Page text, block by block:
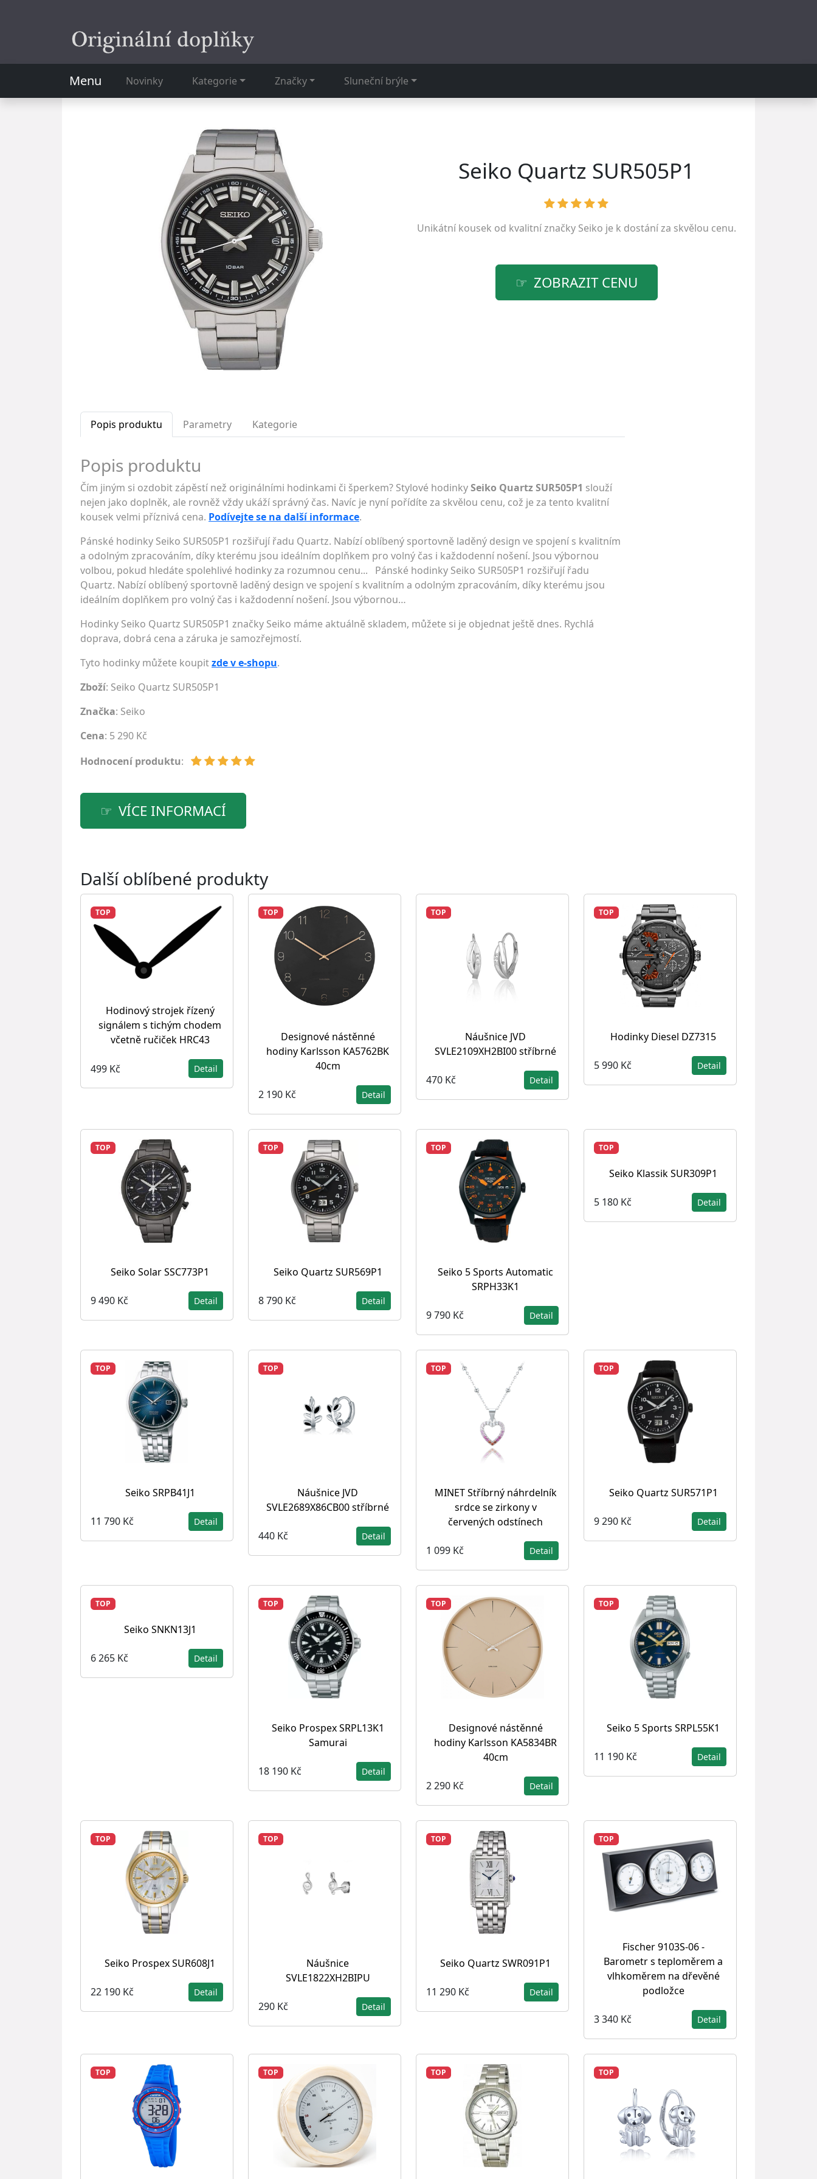
Menu Novinky Kategorie Značky Sluneční brýle
Seiko Quartz SUR505P1
Unikátní kousek od kvalitní značky Seiko je k dostání za skvělou cenu.
ZOBRAZIT CENU
Popis produktu Parametry Kategorie
Popis produktu
Čím jiným si ozdobit zápěstí než originálními hodinkami či šperkem? Stylové hodinkySeiko Quartz SUR505P1 slouží
nejen jako doplněk, ale rovněž vždy ukáží správný čas. Navíc je nyní pořídíte za skvělou cenu, což je za tento kvalitní
kousek velmi příznivá cena. Podívejte se na další informace.
Pánské hodinky Seiko SUR505P1 rozšiřují řadu Quartz. Nabízí oblíbený sportovně laděný design ve spojení s kvalitním
a odolným zpracováním, díky kterému jsou ideálním doplňkem pro volný čas i každodenní nošení. Jsou výbornou
volbou, pokud hledáte spolehlivé hodinky za rozumnou cenu... Pánské hodinky Seiko SUR505P1 rozšiřují řadu
Quartz. Nabízí oblíbený sportovně laděný design ve spojení s kvalitním a odolným zpracováním, díky kterému jsou
ideálním doplňkem pro volný čas i každodenní nošení. Jsou výbornou…
Hodinky Seiko Quartz SUR505P1 značky Seiko máme aktuálně skladem, můžete si je objednat ještě dnes. Rychlá
doprava, dobrá cena a záruka je samozřejmostí.
Tyto hodinky můžete koupitzde v e-shopu.
Zboží: Seiko Quartz SUR505P1
Značka: Seiko
Cena: 5 290 Kč
Hodnocení produktu:
VÍCE INFORMACÍ
Další oblíbené produkty
TOP
Hodinový strojek řízený
signálem s tichým chodem
včetně ručiček HRC43
499 Kč Detail
TOP
Designové nástěnné
hodiny Karlsson KA5762BK
40cm
2 190 Kč Detail
TOP
Náušnice JVD
SVLE2109XH2BI00 stříbrné
470 Kč Detail
TOP
Hodinky Diesel DZ7315
5 990 Kč Detail
TOP
Seiko Solar SSC773P1
9 490 Kč Detail
TOP
Seiko Quartz SUR569P1
8 790 Kč Detail
TOP
Seiko 5 Sports Automatic
SRPH33K1
9 790 Kč Detail
TOP
Seiko Klassik SUR309P1
5 180 Kč Detail
TOP
Seiko SRPB41J1
11 790 Kč Detail
TOP
Náušnice JVD
SVLE2689X86CB00 stříbrné
440 Kč Detail
TOP
MINET Stříbrný náhrdelník
srdce se zirkony v
červených odstínech
1 099 Kč Detail
TOP
Seiko Quartz SUR571P1
9 290 Kč Detail
TOP
Seiko SNKN13J1
6 265 Kč Detail
TOP
Seiko Prospex SRPL13K1
Samurai
18 190 Kč Detail
TOP
Designové nástěnné
hodiny Karlsson KA5834BR
40cm
2 290 Kč Detail
TOP
Seiko 5 Sports SRPL55K1
11 190 Kč Detail
TOP
Seiko Prospex SUR608J1
22 190 Kč Detail
TOP
Náušnice
SVLE1822XH2BIPU
290 Kč Detail
TOP
Seiko Quartz SWR091P1
11 290 Kč Detail
TOP
Fischer 9103S-06 -
Barometr s teploměrem a
vlhkoměrem na dřevěné
podložce
3 340 Kč Detail
TOP TOP TOP TOP